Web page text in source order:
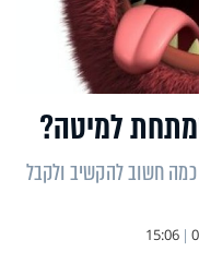
למיטה?
חשוב להקשיב ולקבל
|
15:06